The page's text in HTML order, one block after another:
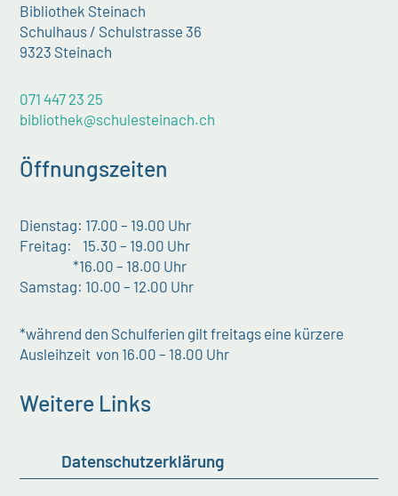
Bibliothek Steinach
Schulhaus / Schulstrasse 36
9323 Steinach
071 447 23 25
bibliothek@schulesteinach.ch
Öffnungszeiten
Dienstag: 17.00 – 19.00 Uhr
Freitag: 15.30 – 19.00 Uhr
*16.00 – 18.00 Uhr
Samstag: 10.00 – 12.00 Uhr
*während den Schulferien gilt freitags eine kürzere
Ausleihzeit von 16.00 – 18.00 Uhr
Weitere Links
Datenschutzerklärung